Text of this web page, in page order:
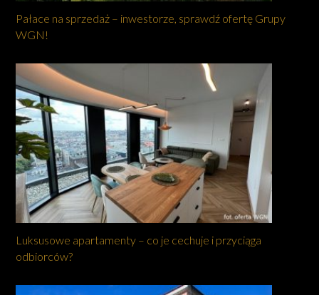
Pałace na sprzedaż – inwestorze, sprawdź ofertę Grupy
WGN!
Luksusowe apartamenty – co je cechuje i przyciąga
odbiorców?